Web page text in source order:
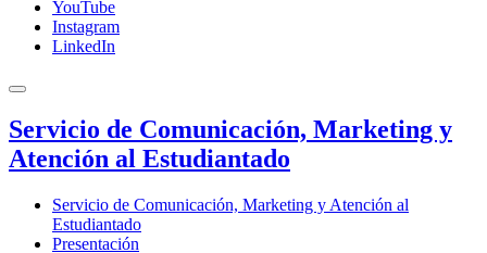
YouTube
Instagram
LinkedIn
Servicio de Comunicación, Marketing y
Atención al Estudiantado
Servicio de Comunicación, Marketing y Atención al
Estudiantado
Presentación